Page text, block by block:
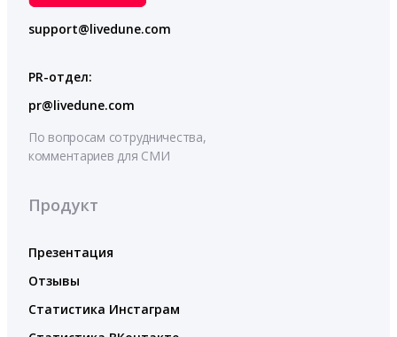
support@livedune.com
PR-отдел:
pr@livedune.com
По вопросам сотрудничества,
комментариев для СМИ
Продукт
Презентация
Отзывы
Статистика Инстаграм